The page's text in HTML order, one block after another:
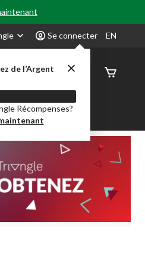
Se connecter
de l’Argent
Récompenses?
EN
de
Centre-auto